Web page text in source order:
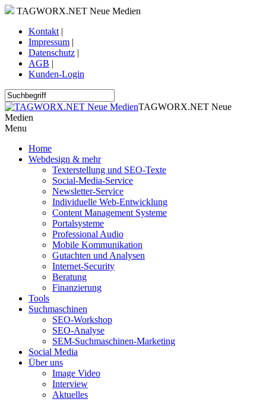
TAGWORX.NET Neue Medien
Kontakt |
Impressum |
Datenschutz |
AGB |
Kunden-Login
TAGWORX.NET Neue
Medien
Menu
Home
Webdesign & mehr
Texterstellung und SEO-Texte
Social-Media-Service
Newsletter-Service
Individuelle Web-Entwicklung
Content Management Systeme
Portalsysteme
Professional Audio
Mobile Kommunikation
Gutachten und Analysen
Internet-Security
Beratung
Finanzierung
Tools
Suchmaschinen
SEO-Workshop
SEO-Analyse
SEM-Suchmaschinen-Marketing
Social Media
Über uns
Image Video
Interview
Aktuelles